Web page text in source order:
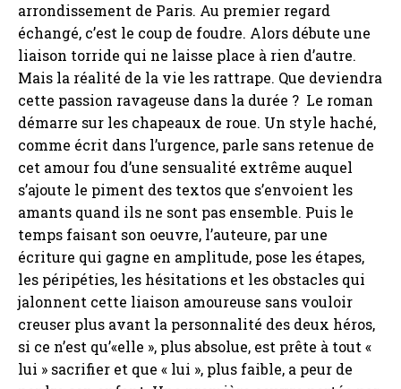
arrondissement de Paris. Au premier regard
échangé, c’est le coup de foudre. Alors débute une
liaison torride qui ne laisse place à rien d’autre.
Mais la réalité de la vie les rattrape. Que deviendra
cette passion ravageuse dans la durée ? Le roman
démarre sur les chapeaux de roue. Un style haché,
comme écrit dans l’urgence, parle sans retenue de
cet amour fou d’une sensualité extrême auquel
s’ajoute le piment des textos que s’envoient les
amants quand ils ne sont pas ensemble. Puis le
temps faisant son oeuvre, l’auteure, par une
écriture qui gagne en amplitude, pose les étapes,
les péripéties, les hésitations et les obstacles qui
jalonnent cette liaison amoureuse sans vouloir
creuser plus avant la personnalité des deux héros,
si ce n’est qu’«elle », plus absolue, est prête à tout «
lui » sacrifier et que « lui », plus faible, a peur de